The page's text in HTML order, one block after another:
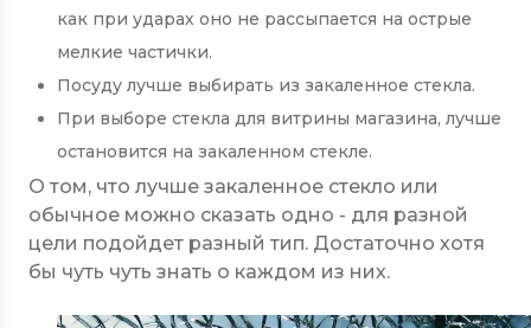
как при ударах оно не рассыпается на острые
мелкие частички.
Посуду лучше выбирать из закаленное стекла.
При выборе стекла для витрины магазина, лучше
остановится на закаленном стекле.
О том, что лучше закаленное стекло или
обычное можно сказать одно - для разной
цели подойдет разный тип. Достаточно хотя
бы чуть чуть знать о каждом из них.